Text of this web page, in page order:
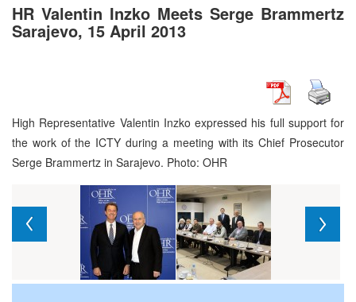
HR Valentin Inzko Meets Serge Brammertz
Sarajevo, 15 April 2013
High Representative Valentin Inzko expressed his full support for
the work of the ICTY during a meeting with its Chief Prosecutor
Serge Brammertz in Sarajevo. Photo: OHR